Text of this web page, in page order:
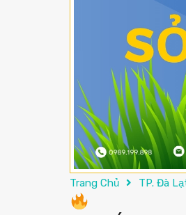
Trang Chủ TP. Đà